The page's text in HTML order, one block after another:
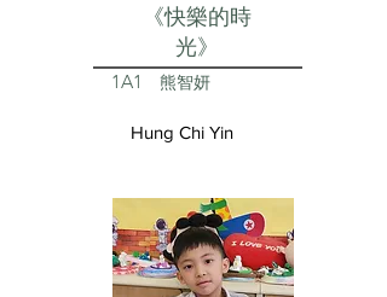
《快樂的時
光》
1A1 熊智妍
Hung Chi Yin